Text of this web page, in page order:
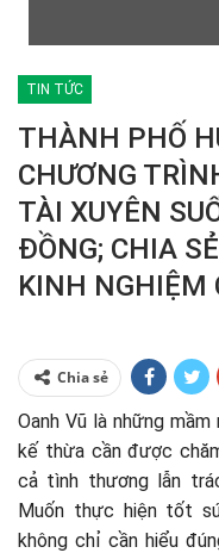
TIN TỨC
THÀNH PHỐ
CHƯƠNG
TÀI XUYÊN
ĐỒNG; CHIA
KINH NGHIỆM
Chia sẻ
Oanh Vũ là những
kế thừa cần được
cả tình thương lẫn
Muốn thực hiện tốt
không chỉ cần hiểu